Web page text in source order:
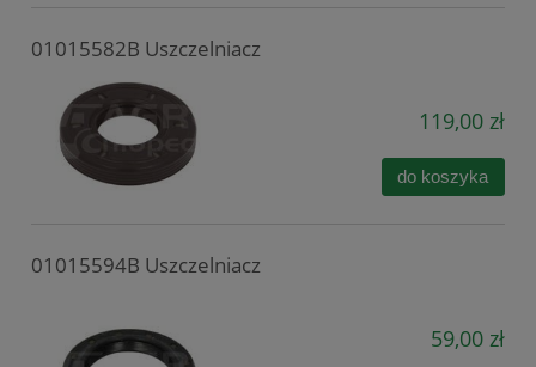
01015582B Uszczelniacz
119,00 zł
do koszyka
01015594B Uszczelniacz
59,00 zł